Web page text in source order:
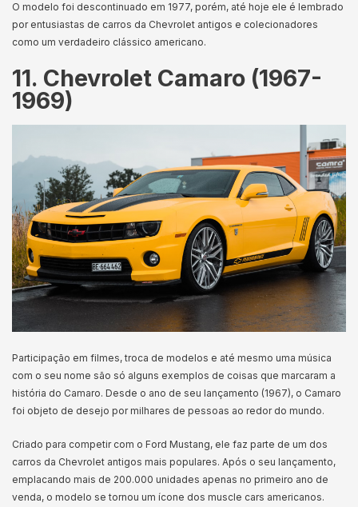
O modelo foi descontinuado em 1977, porém, até hoje ele é lembrado
por entusiastas de carros da Chevrolet antigos e colecionadores
como um verdadeiro clássico americano.
11. Chevrolet Camaro (1967-
1969)
Participação em filmes, troca de modelos e até mesmo uma música
com o seu nome são só alguns exemplos de coisas que marcaram a
história do Camaro. Desde o ano de seu lançamento (1967), o Camaro
foi objeto de desejo por milhares de pessoas ao redor do mundo.
Criado para competir com o Ford Mustang, ele faz parte de um dos
carros da Chevrolet antigos mais populares. Após o seu lançamento,
emplacando mais de 200.000 unidades apenas no primeiro ano de
venda, o modelo se tornou um ícone dos muscle cars americanos.